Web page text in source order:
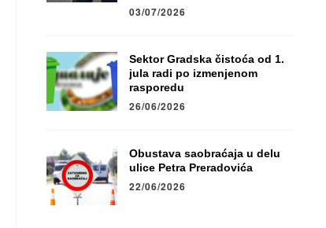
03/07/2026
Sektor Gradska čistoća od 1.
jula radi po izmenjenom
rasporedu
26/06/2026
Obustava saobraćaja u delu
ulice Petra Preradovića
22/06/2026